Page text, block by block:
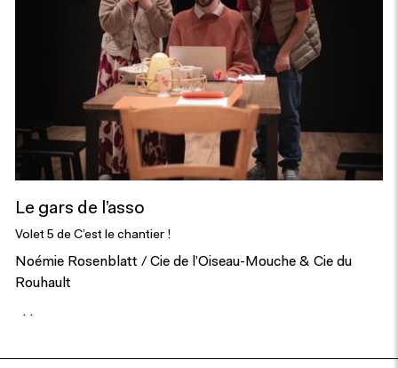
Le gars de l’asso
Volet 5 de C’est le chantier !
Noémie Rosenblatt / Cie de l’Oiseau-Mouche & Cie du
Rouhault
. .